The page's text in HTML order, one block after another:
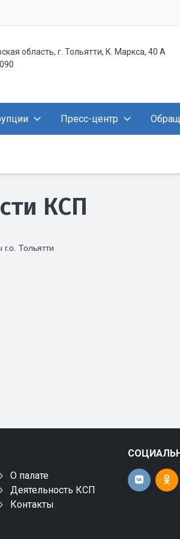
область, г. Тольятти, К. Маркса, 40 А
Пресс-центр
КСП
Тольятти
О палате
Деятельность КСП
Контакты